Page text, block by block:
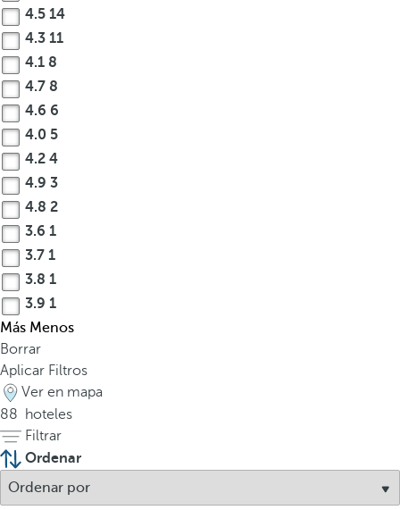
4.5 14
4.3 11
4.1 8
4.7 8
4.6 6
4.0 5
4.2 4
4.9 3
4.8 2
3.6 1
3.7 1
3.8 1
3.9 1
Más Menos
Borrar
Aplicar Filtros
Ver en mapa
88
hoteles
Filtrar
Ordenar